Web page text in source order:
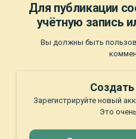
Для публикации
учётную запись
Вы должны быть
Создать
Зарегистрируйте новый
Это